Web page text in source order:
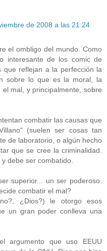
de 2008 a las 21:24
el ombligo del mundo. Como
interesante de los comic de
que reflejan a la perfección la
sobre lo que es la moral, la
mal, y principalmente, sobre
combatir las causas que
(suelen ser cosas tan
de laboratorio, o algún hecho
que se cree la criminalidad.
debe ser combatido.
superior... un ser poderoso.
combatir el mal?
¿Dios?) le otorgo esos
un gran poder conlleva una
argumento que uso EEUU